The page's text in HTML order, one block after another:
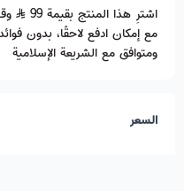
اشترِ هذا المنتج بقيمة 99
مع إمكان ادفع لاحقًا، بدون
ومتوافق مع الشريعة الإسلامية
السعر